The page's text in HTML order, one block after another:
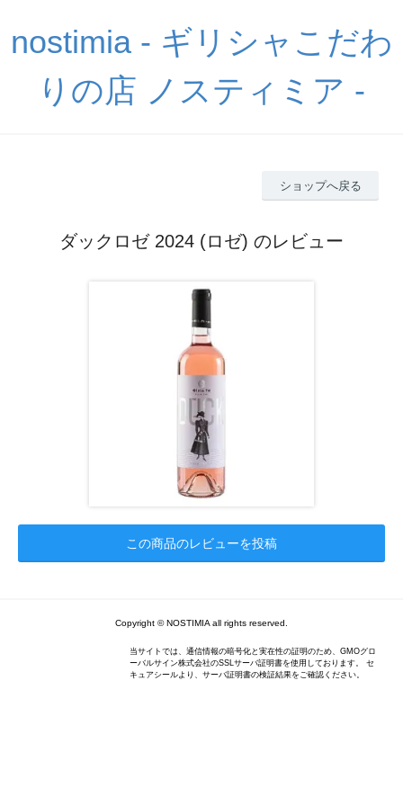
nostimia - ギリシャこだわ
りの店 ノスティミア -
ショップへ戻る
ダックロゼ 2024 (ロゼ) のレビュー
この商品のレビューを投稿
Copyright © NOSTIMIA all rights reserved.
当サイトでは、通信情報の暗号化と実在性の証明のため、GMOグロ
ーバルサイン株式会社のSSLサーバ証明書を使用しております。 セ
キュアシールより、サーバ証明書の検証結果をご確認ください。